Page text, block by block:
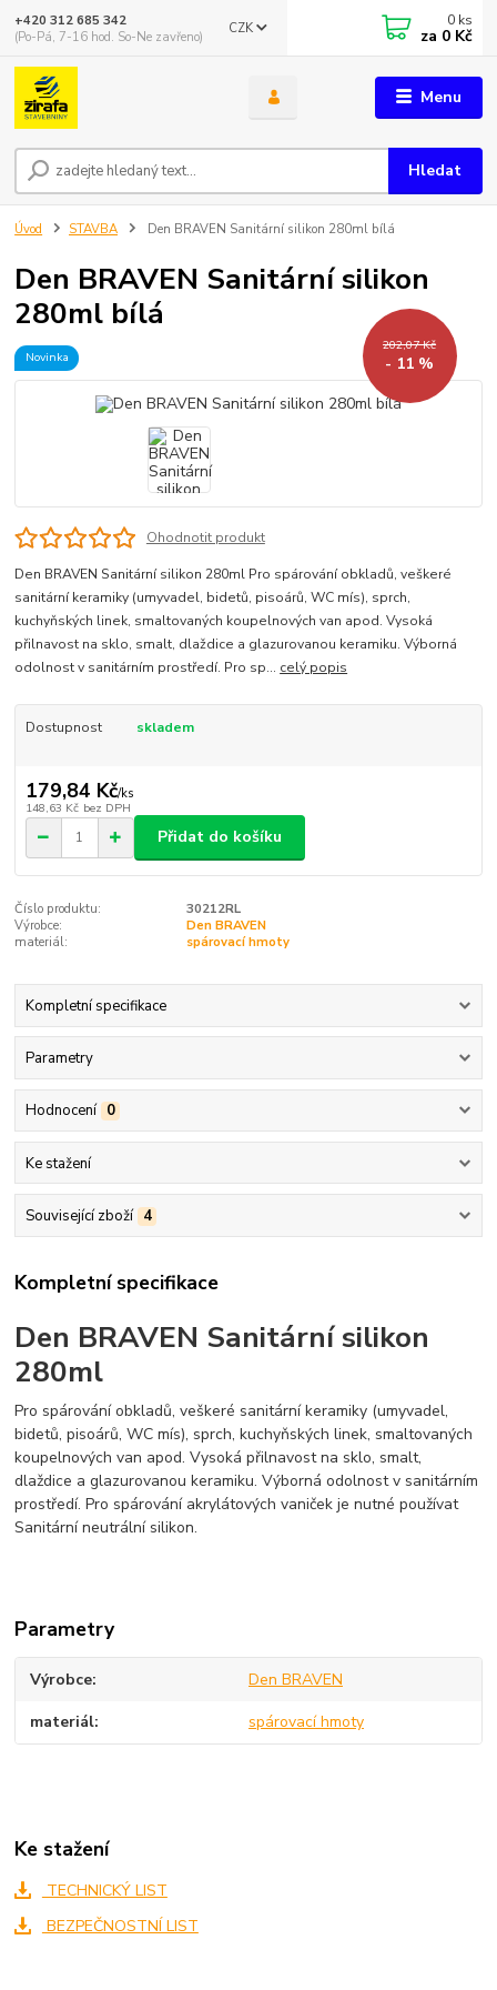
Menu
CZK
Hledat
+420 312 685 342
(Po-Pá, 7-16 hod. So-Ne zavřeno)
0 ks
za 0 Kč
Úvod STAVBA Den BRAVEN Sanitární silikon 280ml bílá
Den BRAVEN Sanitární silikon
280ml bílá
Novinka
202,07 Kč
- 11 %
Ohodnotit produkt
Den BRAVEN Sanitární silikon 280ml Pro spárování obkladů, veškeré
sanitární keramiky (umyvadel, bidetů, pisoárů, WC mís), sprch,
kuchyňských linek, smaltovaných koupelnových van apod. Vysoká
přilnavost na sklo, smalt, dlaždice a glazurovanou keramiku. Výborná
odolnost v sanitárním prostředí. Pro sp... celý popis
Dostupnost skladem
179,84 Kč/ks
148,63 Kč bez DPH
Přidat do košíku
Číslo produktu:
30212RL
Výrobce:
Den BRAVEN
materiál:
spárovací hmoty
Kompletní specifikace
Parametry
Hodnocení 0
Ke stažení
Související zboží 4
Kompletní specifikace
Den BRAVEN Sanitární silikon
280ml
Pro spárování obkladů, veškeré sanitární keramiky (umyvadel,
bidetů, pisoárů, WC mís), sprch, kuchyňských linek, smaltovaných
koupelnových van apod. Vysoká přilnavost na sklo, smalt,
dlaždice a glazurovanou keramiku. Výborná odolnost v sanitárním
prostředí. Pro spárování akrylátových vaniček je nutné používat
Sanitární neutrální silikon.
Parametry
Výrobce Den BRAVEN
materiál spárovací hmoty
Ke stažení
TECHNICKÝ LIST
BEZPEČNOSTNÍ LIST